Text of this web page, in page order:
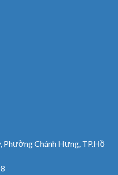
Phường Chánh Hưng, TP.Hồ